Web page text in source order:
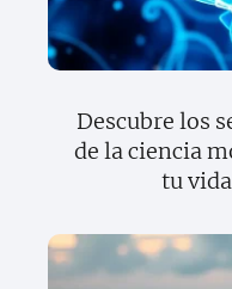
Descubre los
de la ciencia
tu